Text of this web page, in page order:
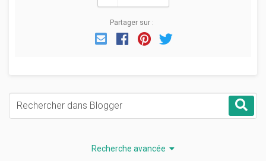
Partager sur :
EmailFacebook
Pinterest
Recherche avancée